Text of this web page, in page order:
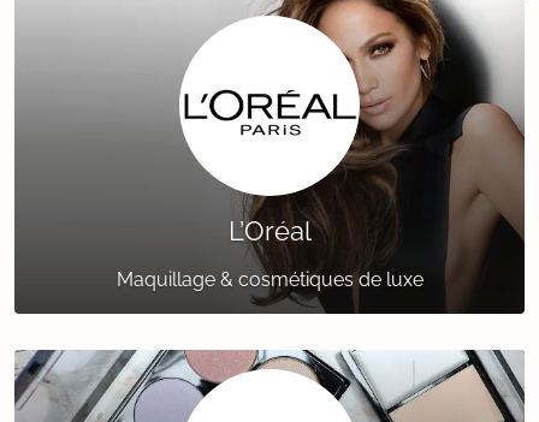
L’Oréal
Maquillage & cosmétiques de luxe